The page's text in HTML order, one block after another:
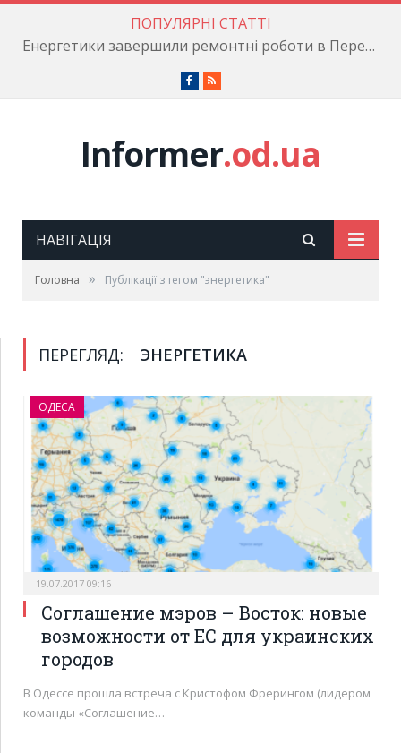
ПОПУЛЯРНІ СТАТТІ
Енергетики завершили ремонтні роботи в Пересипському районі
Facebook
RSS
Informer.od.ua
НАВІГАЦІЯ
Головна » Публікації з тегом "энергетика"
ПЕРЕГЛЯД: ЭНЕРГЕТИКА
ОДЕСА
19.07.2017 09:16
Соглашение мэров – Восток: новые
возможности от ЕС для украинских
городов
В Одессе прошла встреча с Кристофом Фрерингом (лидером
команды «Соглашение…